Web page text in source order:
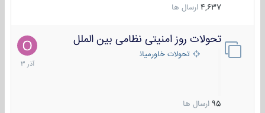
4,637 ارسال ها
تحولات روز امنیتی نظامی بین الملل
تحولات خاورمیانه
95 ارسال ها
21
آذر
1403